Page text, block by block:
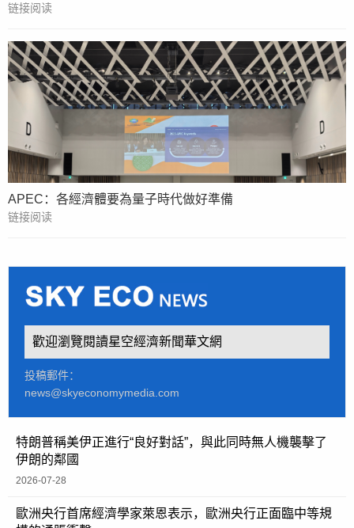
链接阅读
APEC：各經濟體要為量子時代做好準備
链接阅读
歡迎瀏覽閱讀星空經濟新聞華文網
投稿郵件：
news@skyeconomymedia.com
特朗普稱美伊正進行“良好對話”，與此同時無人機襲擊了
伊朗的鄰國
2026-07-28
歐洲央行首席經濟學家萊恩表示，歐洲央行正面臨中等規